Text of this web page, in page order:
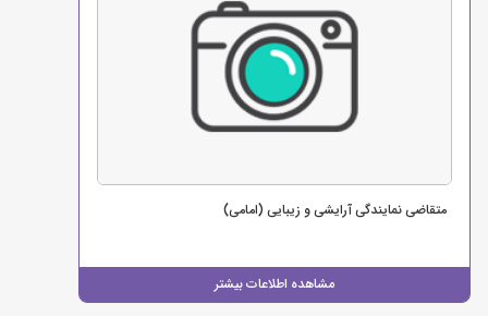
مشاهده اطلاعات بیشتر
متقاضی نمایندگی آرایشی و زیبایی (امامی)